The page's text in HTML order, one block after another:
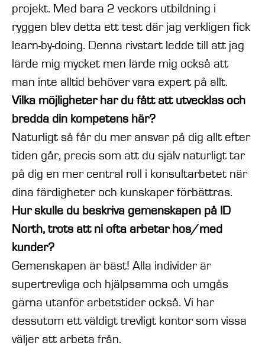
projekt. Med bara 2 veckors utbildning i
ryggen blev detta ett test där jag verkligen fick
learn-by-doing. Denna rivstart ledde till att jag
lärde mig mycket men lärde mig också att
man inte alltid behöver vara expert på allt.
Vilka möjligheter har du fått att utvecklas och
bredda din kompetens här?
Naturligt så får du mer ansvar på dig allt efter
tiden går, precis som att du själv naturligt tar
på dig en mer central roll i konsultarbetet när
dina färdigheter och kunskaper förbättras.
Hur skulle du beskriva gemenskapen på ID
North, trots att ni ofta arbetar hos/med
kunder?
Gemenskapen är bäst! Alla individer är
supertrevliga och hjälpsamma och umgås
gärna utanför arbetstider också. Vi har
dessutom ett väldigt trevligt kontor som vissa
väljer att arbeta från.